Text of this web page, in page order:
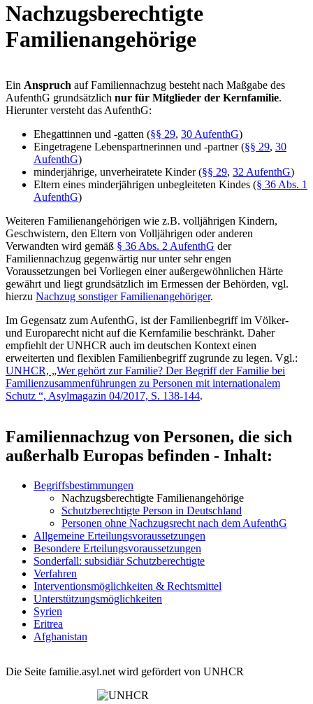
Nachzugsberechtigte
Familienangehörige
Ein Anspruch auf Familiennachzug besteht nach Maßgabe des
AufenthG grundsätzlich nur für Mitglieder der Kernfamilie.
Hierunter versteht das AufenthG:
Ehegattinnen und -gatten (§§ 29, 30 AufenthG)
Eingetragene Lebenspartnerinnen und -partner (§§ 29, 30
AufenthG)
minderjährige, unverheiratete Kinder (§§ 29, 32 AufenthG)
Eltern eines minderjährigen unbegleiteten Kindes (§ 36 Abs. 1
AufenthG)
Weiteren Familienangehörigen wie z.B. volljährigen Kindern,
Geschwistern, den Eltern von Volljährigen oder anderen
Verwandten wird gemäß § 36 Abs. 2 AufenthG der
Familiennachzug gegenwärtig nur unter sehr engen
Voraussetzungen bei Vorliegen einer außergewöhnlichen Härte
gewährt und liegt grundsätzlich im Ermessen der Behörden, vgl.
hierzu Nachzug sonstiger Familienangehöriger.
Im Gegensatz zum AufenthG, ist der Familienbegriff im Völker-
und Europarecht nicht auf die Kernfamilie beschränkt. Daher
empfiehlt der UNHCR auch im deutschen Kontext einen
erweiterten und flexiblen Familienbegriff zugrunde zu legen. Vgl.:
UNHCR, „Wer gehört zur Familie? Der Begriff der Familie bei
Familienzusammenführungen zu Personen mit internationalem
Schutz “, Asylmagazin 04/2017, S. 138-144.
Familiennachzug von Personen, die sich
außerhalb Europas befinden - Inhalt:
Begriffsbestimmungen
Nachzugsberechtigte Familienangehörige
Schutzberechtigte Person in Deutschland
Personen ohne Nachzugsrecht nach dem AufenthG
Allgemeine Erteilungsvoraussetzungen
Besondere Erteilungsvoraussetzungen
Sonderfall: subsidiär Schutzberechtigte
Verfahren
Interventionsmöglichkeiten & Rechtsmittel
Unterstützungsmöglichkeiten
Syrien
Eritrea
Afghanistan
Die Seite familie.asyl.net wird gefördert von UNHCR